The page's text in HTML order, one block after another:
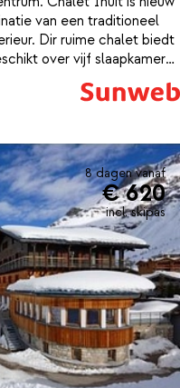
van een traditioneel
Dir ruime chalet biedt
over vijf slaapkamers,
is een ruime, sfeervolle
ruime kuiken en op de
8 dagen vanaf
€ 620
incl. skipas